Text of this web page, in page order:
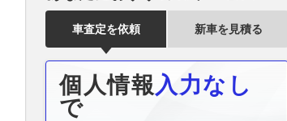
車査定を依頼 新車を見積る
個人情報 入力なし
で